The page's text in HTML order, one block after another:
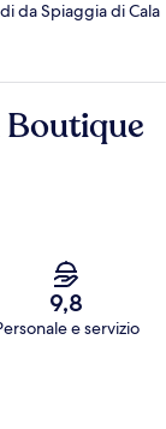
da Spiaggia di Cala
9,8
e servizio